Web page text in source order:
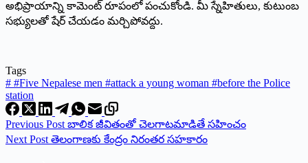
అభిప్రాయాన్ని కామెంట్ రూపంలో పంచుకోండి. మీ స్నేహితులు, కుటుంబ
సభ్యులతో షేర్ చేయడం మర్చిపోవద్దు.
Tags
# #Five Nepalese men #attack a young woman #before the Police
station
Previous Post బాలిక జీవితంతో చెలగాటమాడితే సహించం
Next Post తెలంగాణకు కేంద్రం నిరంతర సహకారం